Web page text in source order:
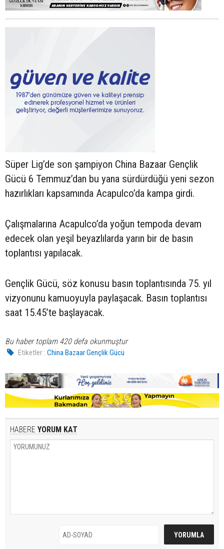
Süper Lig’de son şampiyon China Bazaar Gençlik
Gücü 6 Temmuz’dan bu yana sürdürdüğü yeni sezon
hazırlıkları kapsamında Acapulco’da kampa girdi.
Çalışmalarına Acapulco’da yoğun tempoda devam
edecek olan yeşil beyazlılarda yarın bir de basın
toplantısı yapılacak.
Gençlik Gücü, söz konusu basın toplantısında 75. yıl
vizyonunu kamuoyuyla paylaşacak. Basın toplantısı
saat 15.45’te başlayacak.
Bu haber toplam 420 defa okunmuştur
Etiketler : China Bazaar Gençlik Gücü
HABERE YORUM KAT